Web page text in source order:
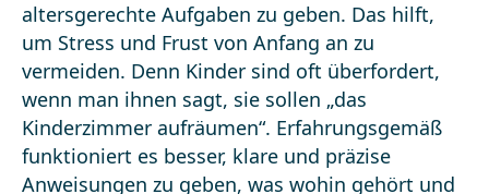
altersgerechte Aufgaben zu geben. Das hilft,
um Stress und Frust von Anfang an zu
vermeiden. Denn Kinder sind oft überfordert,
wenn man ihnen sagt, sie sollen „das
Kinderzimmer aufräumen“. Erfahrungsgemäß
funktioniert es besser, klare und präzise
Anweisungen zu geben, was wohin gehört und